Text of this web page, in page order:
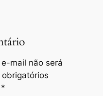
mail não será
obrigatórios
*